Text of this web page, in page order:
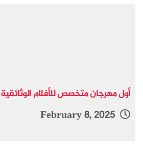
أول مهرجان متخصص للأفلام